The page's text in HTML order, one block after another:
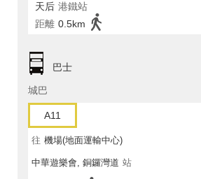
天后 港鐵站
距離 0.5km
巴士
城巴
A11
往 機場(地面運輸中心)
中華遊樂會, 銅鑼灣道 站